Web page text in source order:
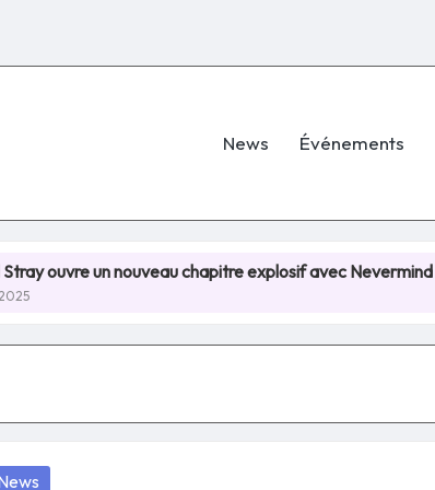
News
Événements
un nouveau chapitre explosif avec Nevermind !